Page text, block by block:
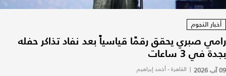
أخبار النجوم
رامي صبري يحقق رقمًا قياسياً بعد نفاد تذاكر حفله
بجدة في 3 ساعات
09 آب 2026 | القاهرة - أحمد إبراهيم